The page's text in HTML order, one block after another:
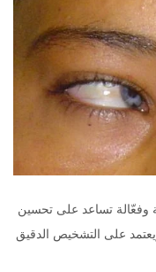
وفعّالة تساعد على تحسين
على التشخيص الدقيق